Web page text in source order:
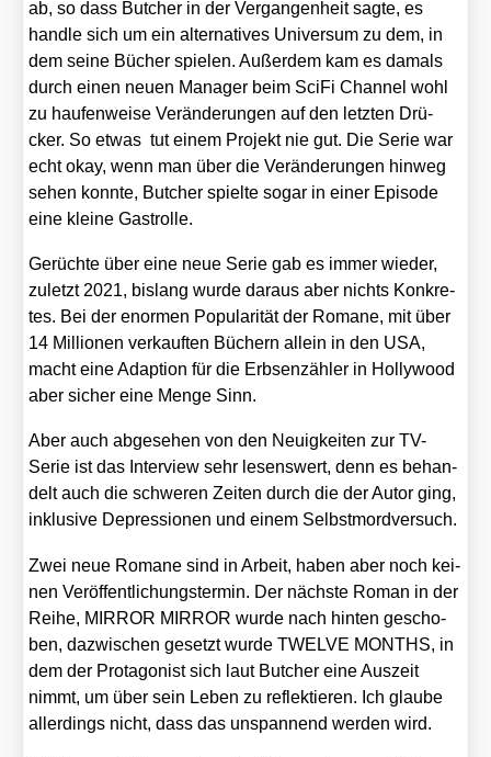
ab, so dass But­cher in der Ver­gan­gen­heit sag­te, es
hand­le sich um ein alter­na­ti­ves Uni­ver­sum zu dem, in
dem sei­ne Bücher spie­len. Außer­dem kam es damals
durch einen neu­en Mana­ger beim Sci­Fi Chan­nel wohl
zu hau­fen­wei­se Ver­än­de­run­gen auf den letz­ten Drü­
cker. So etwas tut einem Pro­jekt nie gut. Die Serie war
echt okay, wenn man über die Ver­än­de­run­gen hin­weg
sehen konn­te, But­cher spiel­te sogar in einer Epi­so­de
eine klei­ne Gast­rol­le.
Gerüch­te über eine neue Serie gab es immer wie­der,
zuletzt 2021, bis­lang wur­de dar­aus aber nichts Kon­kre­
tes. Bei der enor­men Popu­la­ri­tät der Roma­ne, mit über
14 Mil­lio­nen ver­kauf­ten Büchern allein in den USA,
macht eine Adap­ti­on für die Erb­sen­zäh­ler in Hol­ly­wood
aber sicher eine Men­ge Sinn.
Aber auch abge­se­hen von den Neu­ig­kei­ten zur TV-
Serie ist das Inter­view sehr lesens­wert, denn es behan­
delt auch die schwe­ren Zei­ten durch die der Autor ging,
inklu­si­ve Depres­sio­nen und einem Selbst­mord­ver­such.
Zwei neue Roma­ne sind in Arbeit, haben aber noch kei­
nen Ver­öf­fent­li­chungs­ter­min. Der nächs­te Roman in der
Rei­he, MIRROR MIRROR wur­de nach hin­ten gescho­
ben, dazwi­schen gesetzt wur­de TWELVE MONTHS, in
dem der Prot­ago­nist sich laut But­cher eine Aus­zeit
nimmt, um über sein Leben zu reflek­tie­ren. Ich glau­be
aller­dings nicht, dass das unspan­nend wer­den wird.